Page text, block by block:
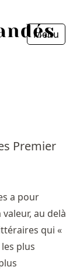
Menu
Premier
a pour
au delà
qui «
plus
Fermer